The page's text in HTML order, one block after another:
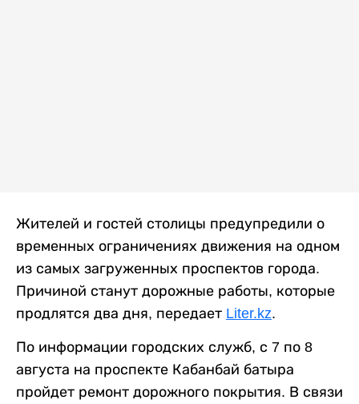
Жителей и гостей столицы предупредили о
временных ограничениях движения на одном
из самых загруженных проспектов города.
Причиной станут дорожные работы, которые
продлятся два дня, передает Liter.kz.
По информации городских служб, с 7 по 8
августа на проспекте Кабанбай батыра
пройдет ремонт дорожного покрытия. В связи